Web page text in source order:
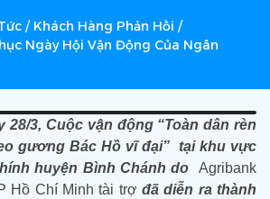
/ Khách Hàng Phản Hồi /
Ngày Hội Vận Động Của Ngân
28/3, Cuộc vận động “Toàn dân rèn
gương Bác Hồ vĩ đại” tại khu vực
huyện Bình Chánh do
Agribank
Hồ Chí Minh tài trợ đã diễn ra thành